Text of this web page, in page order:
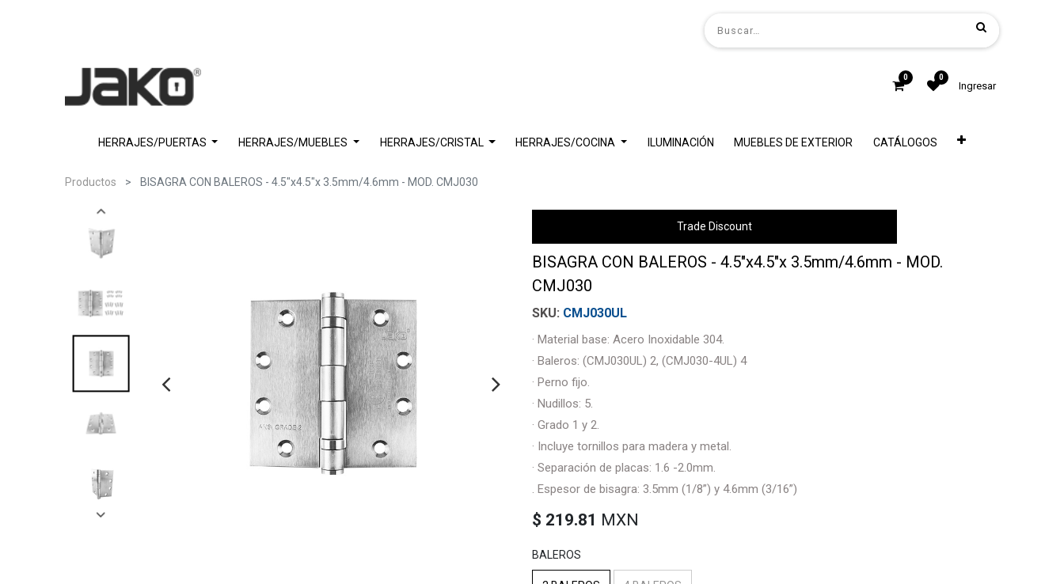
0 0
Ingresar
HERRAJES/PUERTAS HERRAJES/MUEBLES HERRAJES/CRISTAL HERRAJES/COCINA ILUMINACIÓN MUEBLES DE EXTERIOR CATÁLOGOS
Productos BISAGRA CON BALEROS - 4.5"x4.5"x 3.5mm/4.6mm - MOD. CMJ030
Trade Discount
BISAGRA CON BALEROS - 4.5"x4.5"x 3.5mm/4.6mm - MOD.
CMJ030
CMJ030UL
· Material base: Acero Inoxidable 304.
· Baleros: (CMJ030UL) 2, (CMJ030-4UL) 4
· Perno fijo.
· Nudillos: 5.
· Grado 1 y 2.
· Incluye tornillos para madera y metal.
· Separación de placas: 1.6 -2.0mm.
. Espesor de bisagra: 3.5mm (1/8”) y 4.6mm (3/16”)
$ 219.81 MXN
BALEROS